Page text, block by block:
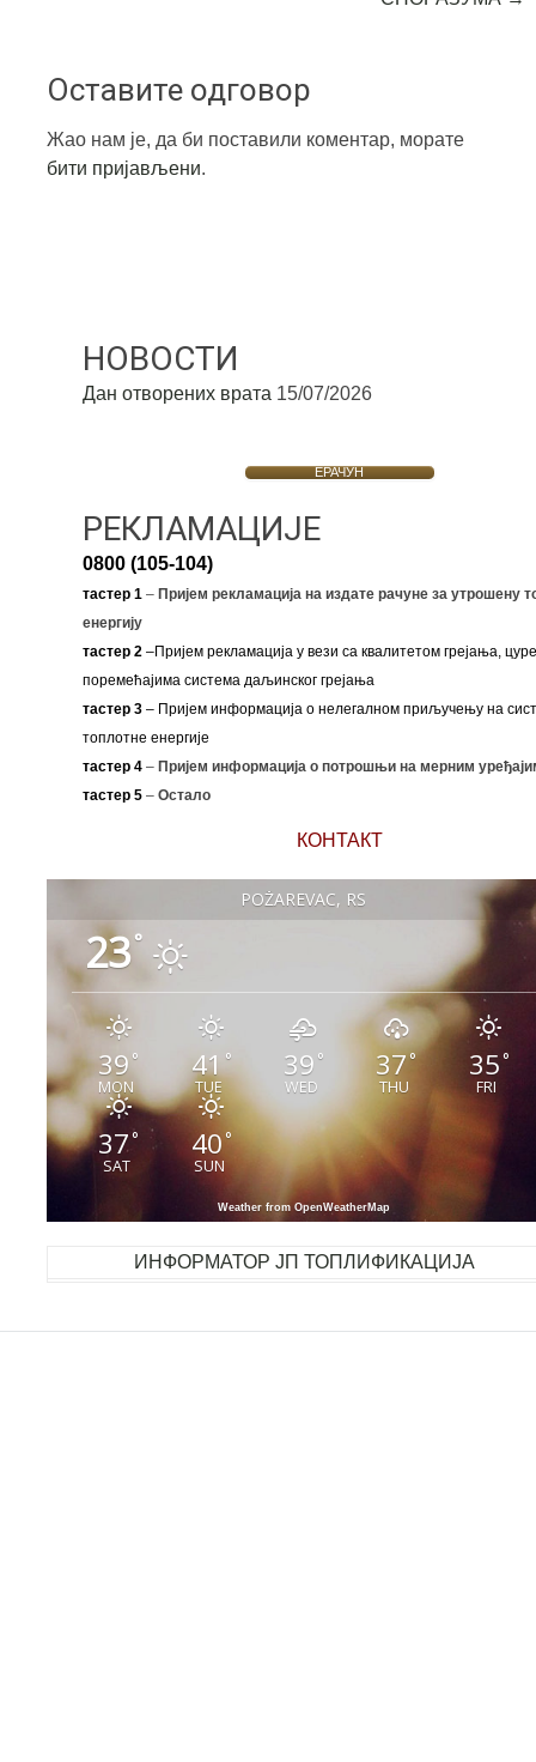
Оставите одговор
Жао нам је, да би поставили коментар, морате
бити пријављени.
НОВОСТИ
Дан отворених врата 15/07/2026
ЕРАЧУН
РЕКЛАМАЦИЈЕ
0800 (105-104)
тастер 1–Пријем рекламација на издате рачуне за утрошену
енергију
тастер 2–Пријем рекламација у вези са квалитетом грејања,
поремећајима система даљинског грејања
тастер 3– Пријем информација о нелегалном приључењу на
топлотне енергије
тастер 4 – Пријем информација о потрошњи на мерним
тастер 5 – Остало
КОНТАКТ
POŽAREVAC, RS
23°
39°
MON
41°
TUE
39 °
WED
37°
THU
35°
FRI
37°
SAT
40°
SUN
Weather from OpenWeatherMap
ИНФОРМАТОР ЈП ТОПЛИФИКАЦИЈА